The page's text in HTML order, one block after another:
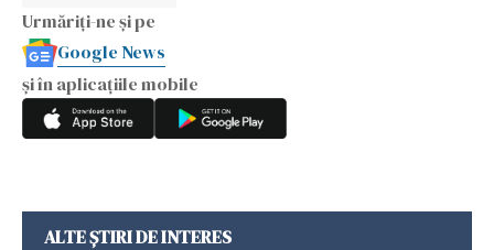
Urmăriți-ne și pe
Google News
și în aplicațiile mobile
ALTE ȘTIRI DE INTERES